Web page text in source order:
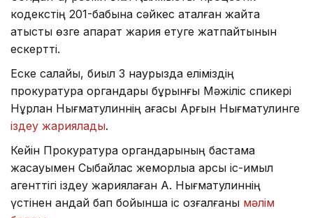
кодекстің 201-бабына сәйкес аталған жайтқа
қатысты өзге ақпарат жария етуге жатпайтынын
ескертті.
Еске салайық, биыл 3 наурызда еліміздің
прокуратура органдары бұрынғы Мәжіліс спикері
Нұрлан Нығматулиннің ағасы Арғын Нығматулинге
іздеу жариялады.
Кейін Прокуратура органдарының бастама
жасауымен Сыбайлас жемқорлыққа қарсы іс-қимыл
агенттігі іздеу жариялаған А. Нығматулиннің
үстінен қандай бап бойынша іс қозғалғаны мәлім